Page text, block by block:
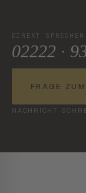
DIREKT SPRECHEN
02222 ·
FRAGE
NACHRICHT